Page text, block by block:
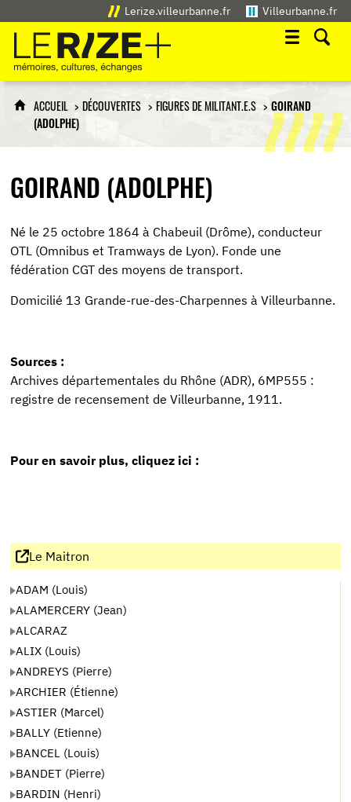
Lerize.villeurbanne.fr Villeurbanne.fr
Le Rize+
mémoires, cultures, échanges
ACCUEIL DÉCOUVERTES FIGURES DE MILITANT.E.S
GOIRAND
(ADOLPHE)
GOIRAND (ADOLPHE)
Né le 25 octobre 1864 à Chabeuil (Drôme), conducteur
OTL (Omnibus et Tramways de Lyon). Fonde une
fédération CGT des moyens de transport.
Domicilié 13 Grande-rue-des-Charpennes à Villeurbanne.
Sources :
Archives départementales du Rhône (ADR), 6MP555 :
registre de recensement de Villeurbanne, 1911.
Pour en savoir plus, cliquez ici :
Le Maitron
ADAM (Louis)
ALAMERCERY (Jean)
ALCARAZ
ALIX (Louis)
ANDREYS (Pierre)
ARCHIER (Étienne)
ASTIER (Marcel)
BALLY (Etienne)
BANCEL (Louis)
BANDET (Pierre)
BARDIN (Henri)